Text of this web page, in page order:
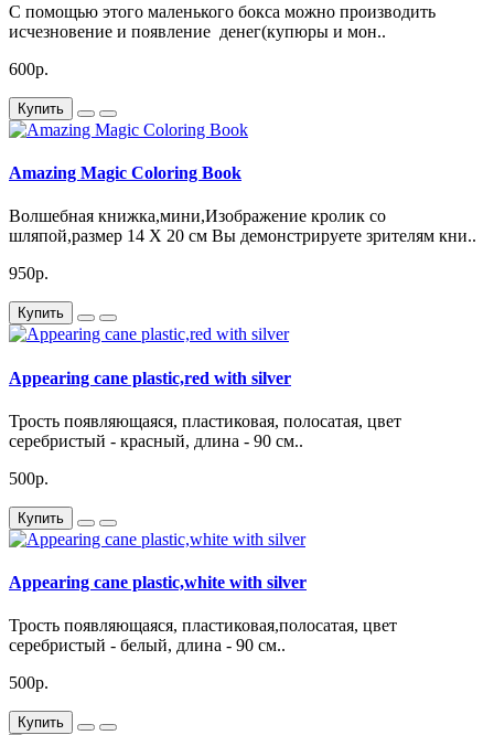
С помощью этого маленького бокса можно производить
исчезновение и появление денег(купюры и мон..
600р.
Купить
Amazing Magic Coloring Book
Волшебная книжка,мини,Изображение кролик со
шляпой,размер 14 Х 20 см Вы демонстрируете зрителям кни..
950р.
Купить
Appearing cane plastic,red with silver
Трость появляющаяся, пластиковая, полосатая, цвет
серебристый - красный, длина - 90 см..
500р.
Купить
Appearing cane plastic,white with silver
Трость появляющаяся, пластиковая,полосатая, цвет
серебристый - белый, длина - 90 см..
500р.
Купить